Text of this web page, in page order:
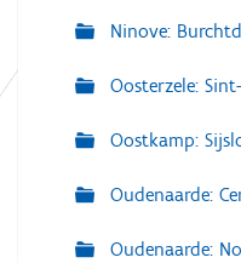
Ninove:
Oosterzele:
Oostkamp:
Oudenaarde:
Oudenaarde: